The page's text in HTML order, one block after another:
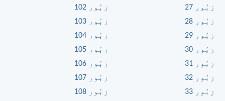
زبُور 27
زبُور 28
زبُور 29
زبُور 30
زبُور 31
زبُور 32
زبُور 33
زبُور 102
زبُور 103
زبُور 104
زبُور 105
زبُور 106
زبُور 107
زبُور 108